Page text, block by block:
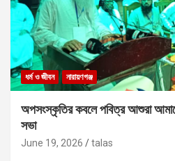
ধর্ম ও জীবন নারায়ণগঞ্জ
অপসংস্কৃতির কবলে পবিত্র আশুরা
সভা
June 19, 2026 talas